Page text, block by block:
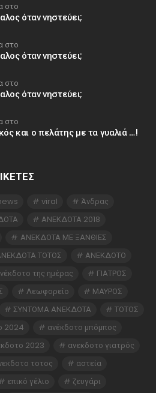
στο
όταν νηστεύει;
στο
όταν νηστεύει;
στο
όταν νηστεύει;
στο
και ο πελάτης με τα γυαλιά …!
viral
Άνδρας
ΑΝΕΚΔΟΤΑ 2018
ΑΝΕΚΔΟΤΑ ΜΕ ΞΑΝΘΙΕΣ
ΤΟΤΟΣ
ΑΝΕΚΔΟΤΟ
της ημέρας
ΓΙΑΤΡΟΣ
Λεωφορείο
ΜΑΥΡΟΣ
ΣΥΝΤΟΜΑ ΑΝΕΚΔΟΤΑ
ΤΟΤΟΣ
2024
ανέκδοτο μπόμπος
2023
ανεκδοτο γιατρός
τοτος
αστεία
επικό γέλιο
ζευγάρι